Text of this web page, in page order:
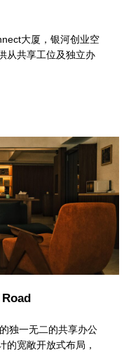
大厦，银河创业空
从共享工位及独立办
独一无二的共享办公
的宽敞开放式布局，